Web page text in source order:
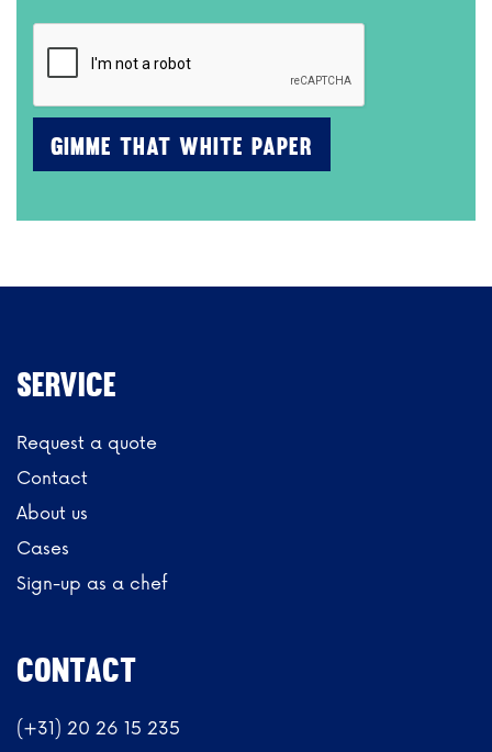
Service
Request a quote
Contact
About us
Cases
Sign-up as a chef
CONTACT
(+31) 20 26 15 235